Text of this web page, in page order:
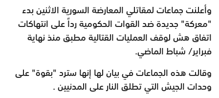
وأعلنت جماعات لمقاتلي المعارضة السورية الاثنين بدء
"معركة" جديدة ضد القوات الحكومية رداً على انتهاكات
اتفاق هش لوقف العمليات القتالية مطبق منذ نهاية
فبراير/ شباط الماضي.
وقالت هذه الجماعات في بيان لها إنها سترد "بقوة" على
وحدات الجيش التي تطلق النار على المدنيين .